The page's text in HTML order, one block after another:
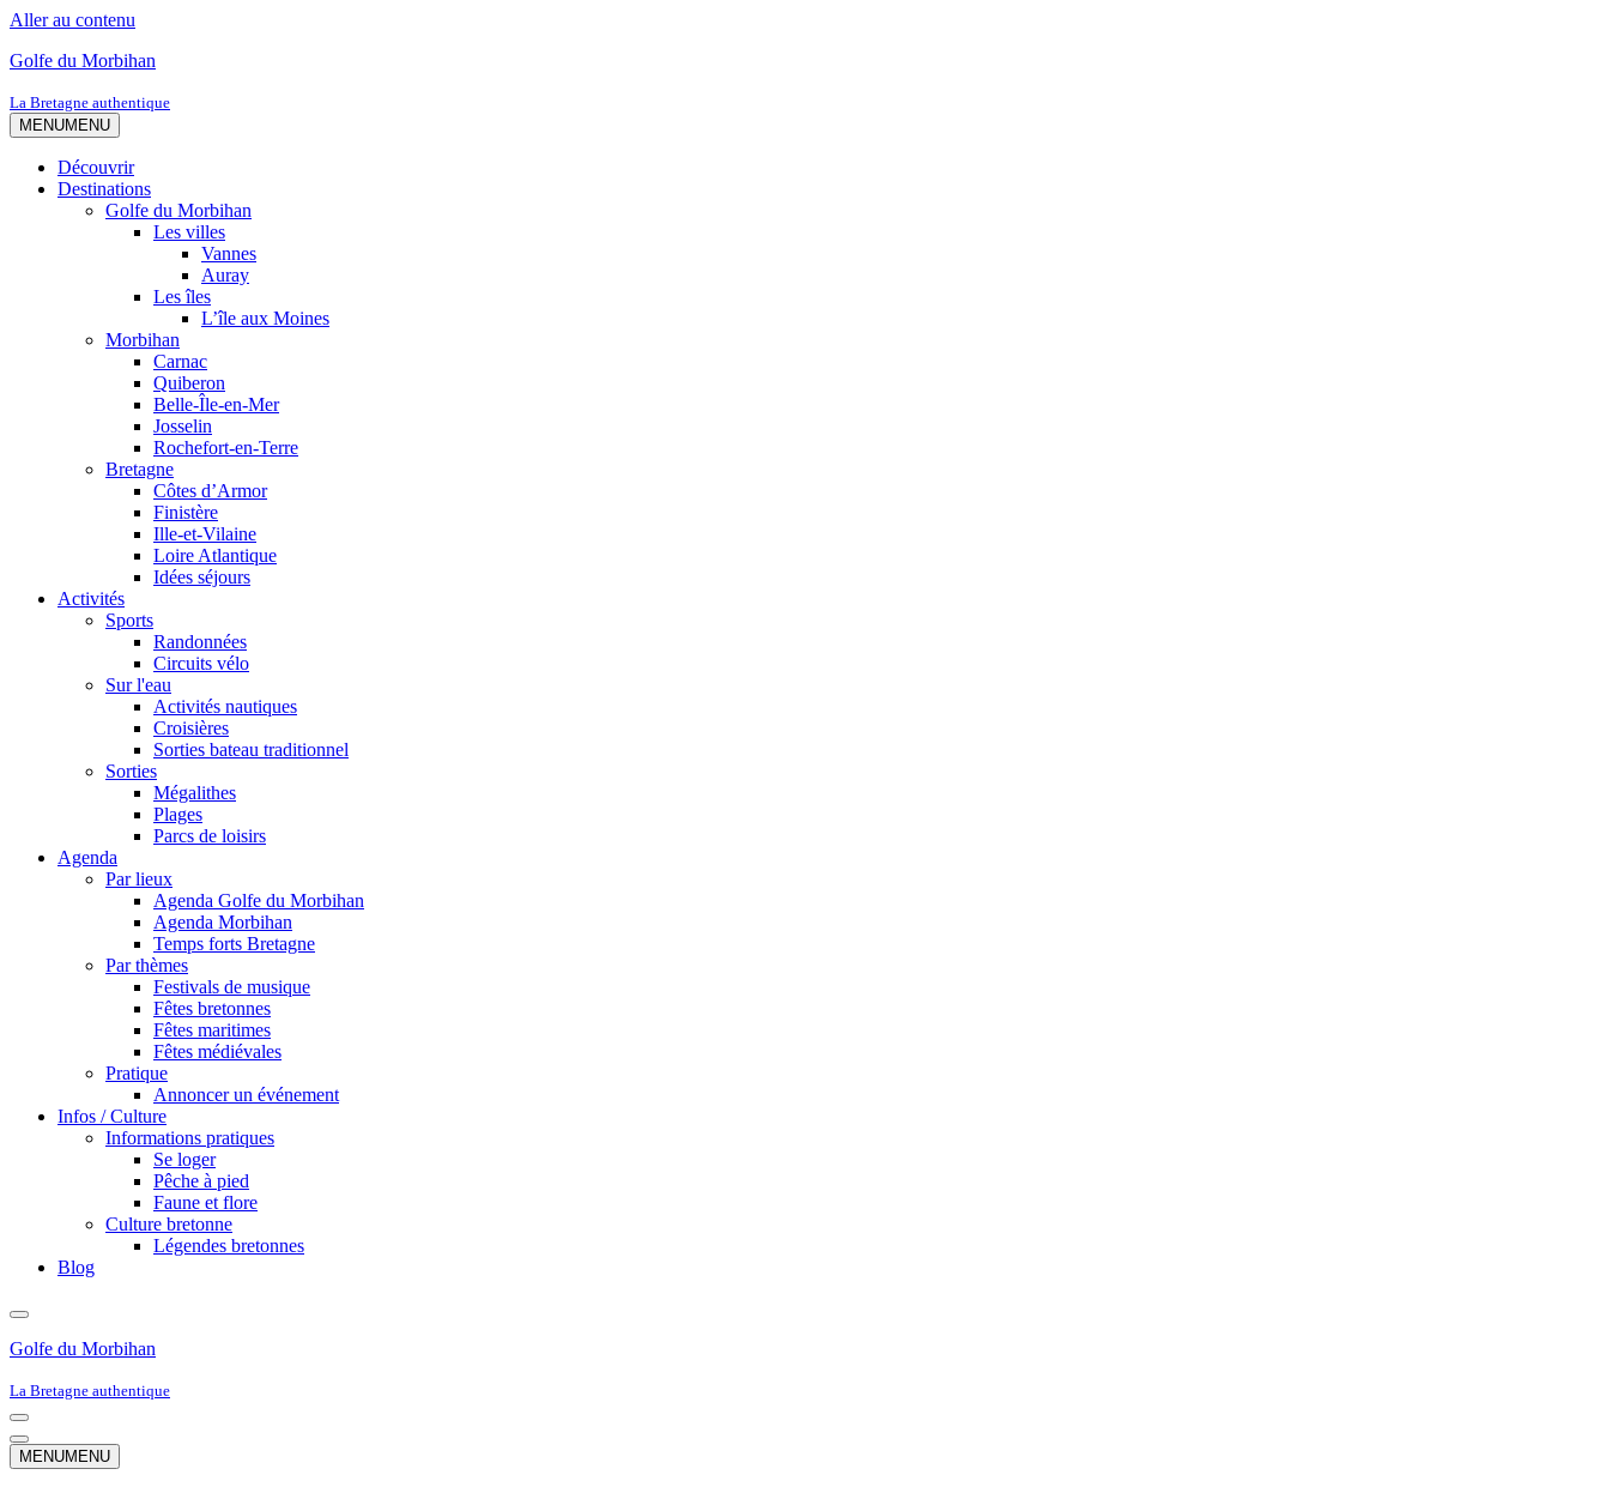
Aller au contenu
Golfe du Morbihan
La Bretagne authentique
MENUMENU
Découvrir
Destinations
Golfe du Morbihan
Les villes
Vannes
Auray
Les îles
L’île aux Moines
Morbihan
Carnac
Quiberon
Belle-Île-en-Mer
Josselin
Rochefort-en-Terre
Bretagne
Côtes d’Armor
Finistère
Ille-et-Vilaine
Loire Atlantique
Idées séjours
Activités
Sports
Randonnées
Circuits vélo
Sur l'eau
Activités nautiques
Croisières
Sorties bateau traditionnel
Sorties
Mégalithes
Plages
Parcs de loisirs
Agenda
Par lieux
Agenda Golfe du Morbihan
Agenda Morbihan
Temps forts Bretagne
Par thèmes
Festivals de musique
Fêtes bretonnes
Fêtes maritimes
Fêtes médiévales
Pratique
Annoncer un événement
Infos / Culture
Informations pratiques
Se loger
Pêche à pied
Faune et flore
Culture bretonne
Légendes bretonnes
Blog
Golfe du Morbihan
La Bretagne authentique
Menu
de
navigation
Menu
de
MENUMENU